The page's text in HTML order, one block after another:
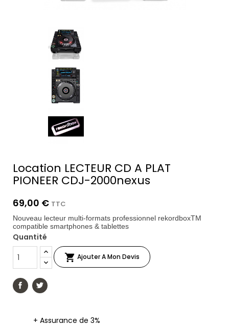
Location LECTEUR CD A PLAT
PIONEER CDJ-2000nexus
69,00 € TTC
Nouveau lecteur multi-formats professionnel rekordboxTM
compatible smartphones & tablettes
Quantité
 Ajouter A Mon Devis
+ Assurance de 3%